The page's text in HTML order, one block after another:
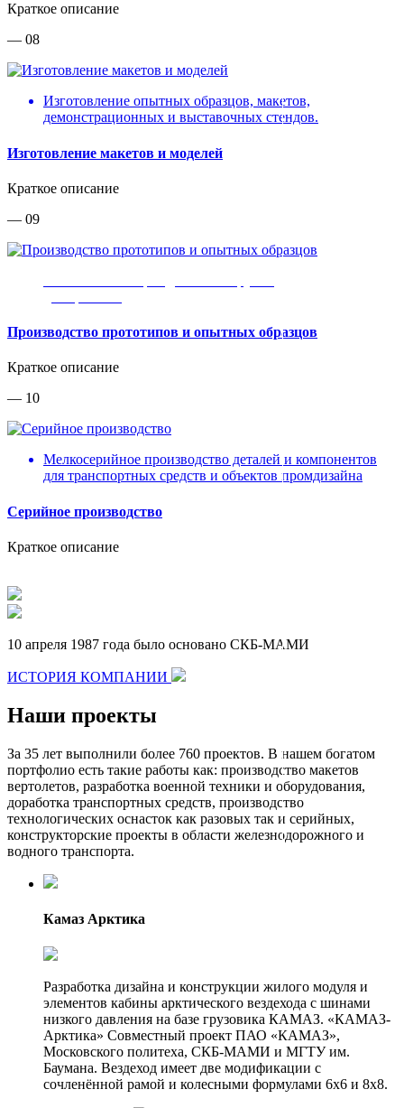
Краткое описание
— 08
Изготовление опытных образцов, макетов,
демонстрационных и выставочных стендов.
Изготовление макетов и моделей
Краткое описание
— 09
Производство прототипов и опытных образцов
Краткое описание
— 10
Мелкосерийное производство деталей и компонентов
для транспортных средств и объектов промдизайна
Серийное производство
Краткое описание
10 апреля 1987 года было основано СКБ-МАМИ
ИСТОРИЯ КОМПАНИИ
Наши проекты
За 35 лет выполнили более 760 проектов. В нашем богатом
портфолио есть такие работы как: производство макетов
вертолетов, разработка военной техники и оборудования,
доработка транспортных средств, производство
технологических оснасток как разовых так и серийных,
конструкторские проекты в области железнодорожного и
водного транспорта.
Камаз Арктика
Разработка дизайна и конструкции жилого модуля и
элементов кабины арктического вездехода с шинами
низкого давления на базе грузовика КАМАЗ. «КАМАЗ-
Арктика» Совместный проект ПАО «КАМАЗ»,
Московского политеха, СКБ-МАМИ и МГТУ им.
Баумана. Вездеход имеет две модификации с
сочленённой рамой и колесными формулами 6х6 и 8х8.